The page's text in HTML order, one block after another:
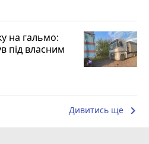
на гальмо:
під власним
Дивитись ще keyboard_arrow_right